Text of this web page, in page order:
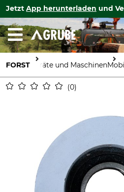
Jetzt App herunterladen und
FORST Geräte und Maschinen
0